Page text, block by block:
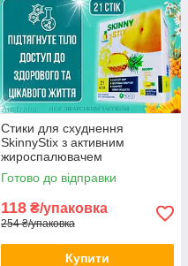
Стики для схуднення
SkinnyStix з активним
жироспалювачем
натуральними інгредієнтами
та екстрактом фруктів opt-
Готово до відправки
118 ₴/упаковка
254 ₴/упаковка
Купити